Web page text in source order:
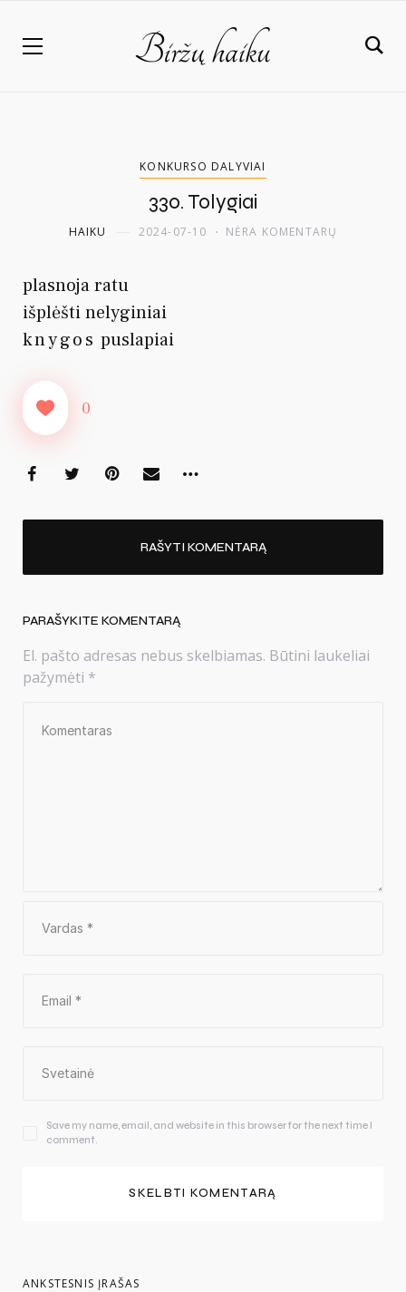
KONKURSO DALYVIAI
330. Tolygiai
HAIKU 2024-07-10 NĖRA KOMENTARŲ
plasnoja ratu
išplėšti nelyginiai
knygos puslapiai
0
RAŠYTI KOMENTARĄ
PARAŠYKITE KOMENTARĄ
El. pašto adresas nebus skelbiamas. Būtini laukeliai
pažymėti *
Save my name, email, and website in this browser for the next time I
comment.
ANKSTESNIS ĮRAŠAS